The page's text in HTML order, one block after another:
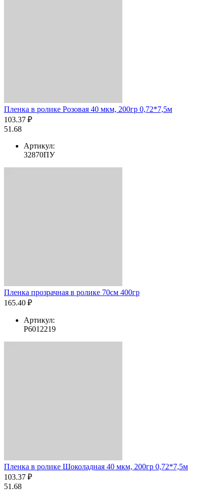
Пленка в ролике Розовая 40 мкм, 200гр 0,72*7,5м
103.37 ₽
51.68
Артикул:
32870ПУ
Пленка прозрачная в ролике 70см 400гр
165.40 ₽
Артикул:
Р6012219
Пленка в ролике Шоколадная 40 мкм, 200гр 0,72*7,5м
103.37 ₽
51.68